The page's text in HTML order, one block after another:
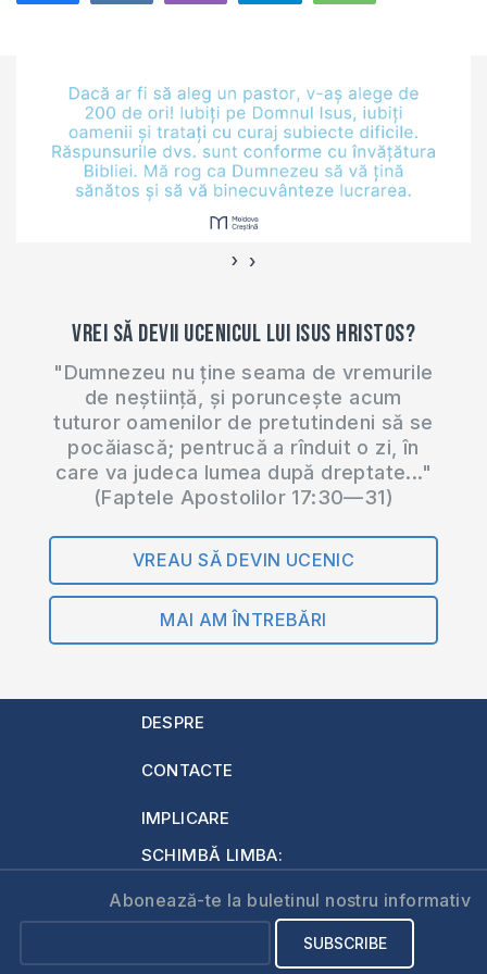
anti-discriminare.
că acestă lege „va
strica societatea şi
va aduce desfrâu şi
imoralitate”,
transmite Info-Prim
‹ ›
Vrei să devii ucenicul lui Isus Hristos?
"Dumnezeu nu ține seama de vremurile
de neștiință, și poruncește acum
tuturor oamenilor de pretutindeni să se
pocăiască; pentrucă a rînduit o zi, în
care va judeca lumea după dreptate..."
(Faptele Apostolilor 17:30—31)
VREAU SĂ DEVIN UCENIC
MAI AM ÎNTREBĂRI
DESPRE
CONTACTE
IMPLICARE
SCHIMBĂ LIMBA:
Abonează-te la buletinul nostru informativ